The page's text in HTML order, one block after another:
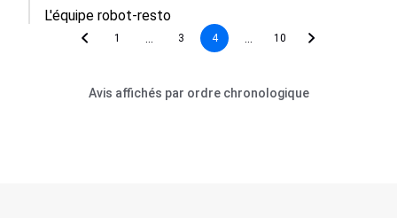
L'équipe robot-resto
1 3 4 10
Avis affichés par ordre chronologique